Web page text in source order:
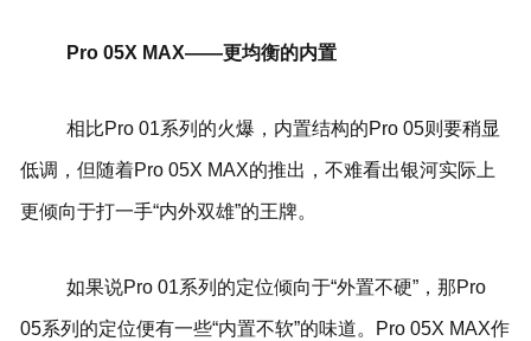
Pro 05X MAX——更均衡的内置
相比Pro 01系列的火爆，内置结构的Pro 05则要稍显
低调，但随着Pro 05X MAX的推出，不难看出银河实际上
更倾向于打一手“内外双雄”的王牌。
如果说Pro 01系列的定位倾向于“外置不硬”，那Pro
05系列的定位便有一些“内置不软”的味道。Pro 05X MAX作